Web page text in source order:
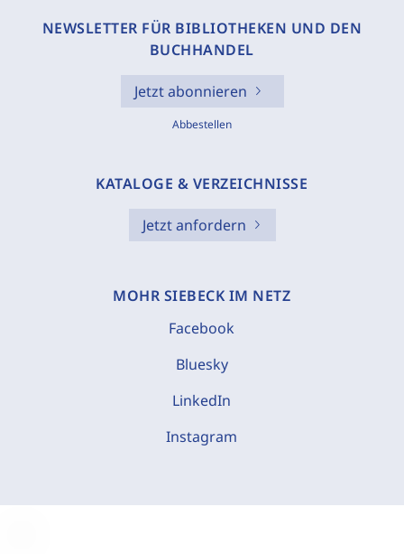
NEWSLETTER FÜR BIBLIOTHEKEN UND DEN
BUCHHANDEL
Jetzt abonnieren
Abbestellen
KATALOGE & VERZEICHNISSE
Jetzt anfordern
MOHR SIEBECK IM NETZ
Facebook
Bluesky
LinkedIn
Instagram